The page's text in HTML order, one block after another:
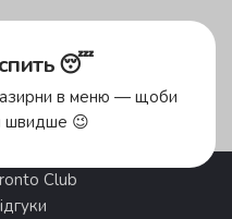
Club
😴
в меню — щоби
швидше 😉